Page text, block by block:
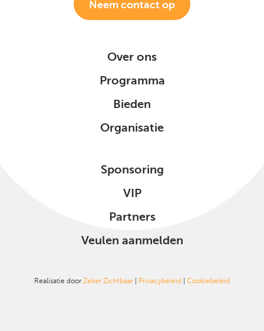
Neem contact op
Over ons
Programma
Bieden
Organisatie
Sponsoring
VIP
Partners
Veulen aanmelden
Realisatie door Zeker Zichtbaar Privacybeleid Cookiebeleid